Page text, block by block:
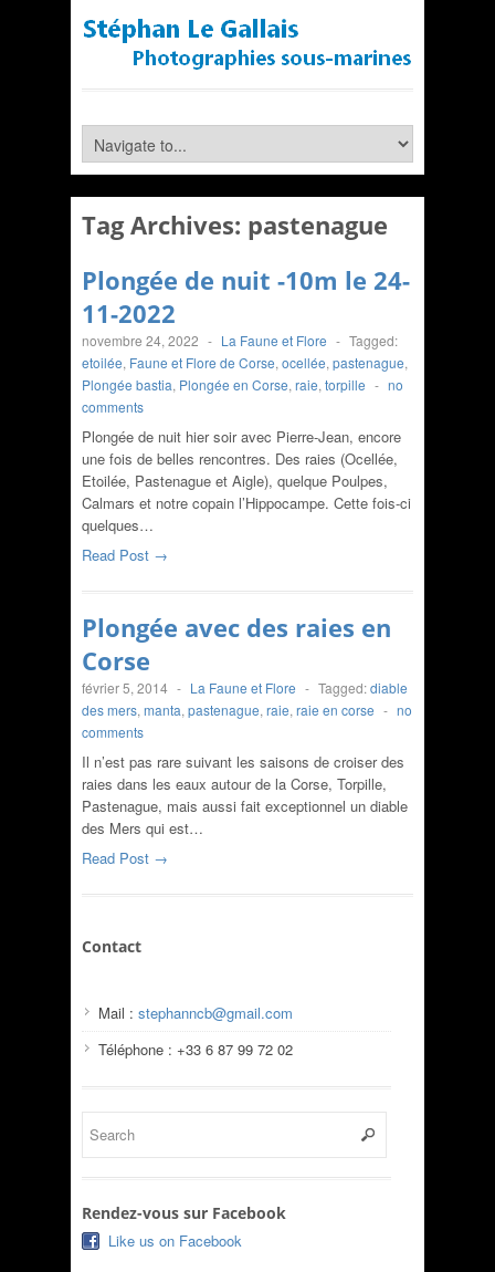
Tag Archives: pastenague
Plongée de nuit -10m le 24-
11-2022
novembre 24, 2022 - La Faune et Flore - Tagged:
etoilée, Faune et Flore de Corse, ocellée, pastenague,
Plongée bastia, Plongée en Corse, raie, torpille - no
comments
Plongée de nuit hier soir avec Pierre-Jean, encore
une fois de belles rencontres. Des raies (Ocellée,
Etoilée, Pastenague et Aigle), quelque Poulpes,
Calmars et notre copain l’Hippocampe. Cette fois-ci
quelques…
Read Post →
Plongée avec des raies en
Corse
février 5, 2014 - La Faune et Flore - Tagged:diable
des mers, manta, pastenague, raie, raie en corse - no
comments
Il n’est pas rare suivant les saisons de croiser des
raies dans les eaux autour de la Corse, Torpille,
Pastenague, mais aussi fait exceptionnel un diable
des Mers qui est…
Read Post →
Contact
Mail : stephanncb@gmail.com
Téléphone : +33 6 87 99 72 02
Rendez-vous sur Facebook
Like us on Facebook